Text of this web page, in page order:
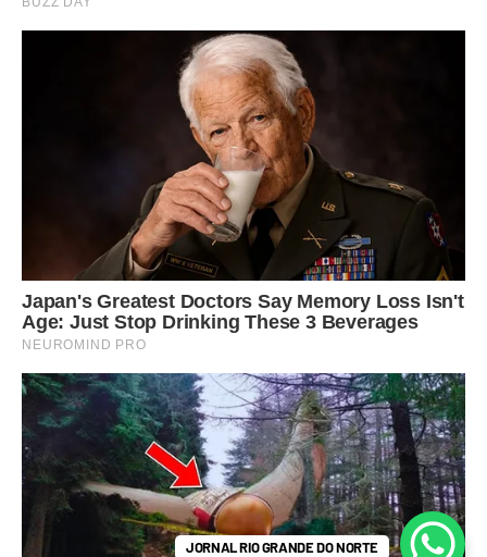
JORNAL RIO GRANDE DO NORTE